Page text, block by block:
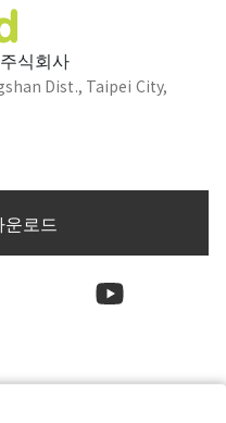
식회사
Dist., Taipei City,
운로드